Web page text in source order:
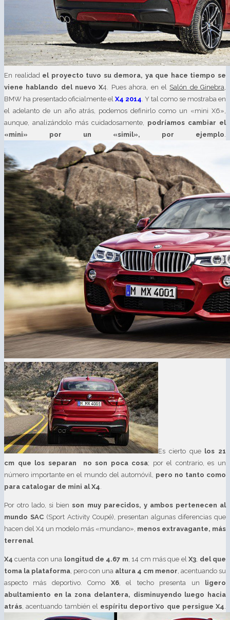
En realidad el proyecto tuvo su demora, ya que hace tiempo se
viene hablando del nuevo X4. Pues ahora, en el Salón de Ginebra
BMW ha presentado oficialmente el X4 2014 . Y tal como se mostraba en
el adelanto de un año atrás, podemos definirlo como un «mini X6»,
aunque, analizándolo más cuidadosamente, podríamos cambiar el
«mini» por un «simil», por ejemplo
Es cierto quelos 21
cm que los separan no son poca cosa; por el contrario, es un
número importante en el mundo del automóvil, pero no tanto como
para catalogar de mini al X4
Por otro lado, si bienson muy parecidos, y ambos pertenecen al
mundo SAC(Sport Activity Coupé), presentan algunas diferencias que
hacen del X4 un modelo más «mundano», menos extravagante, más
terrenal.
X4 cuenta con una longitud de 4.67 m, 14 cm más que elX3 del que
toma la plataforma , pero con una altura 4 cm menor , acentuando su
aspecto más deportivo. Como X6, el techo presenta un
ligero
abultamiento en la zona delantera, disminuyendo luego hacia
atrás , acentuando también el espíritu deportivo que persigue X4